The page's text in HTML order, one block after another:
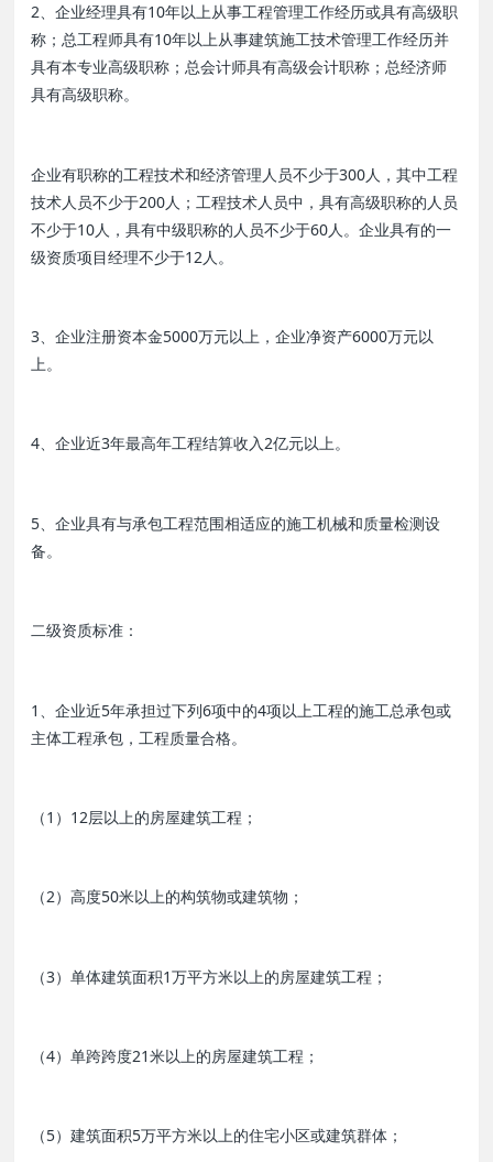
2、企业经理具有10年以上从事工程管理工作经历或具有高级职
称；总工程师具有10年以上从事建筑施工技术管理工作经历并
具有本专业高级职称；总会计师具有高级会计职称；总经济师
具有高级职称。
企业有职称的工程技术和经济管理人员不少于300人，其中工程
技术人员不少于200人；工程技术人员中，具有高级职称的人员
不少于10人，具有中级职称的人员不少于60人。企业具有的一
级资质项目经理不少于12人。
3、企业注册资本金5000万元以上，企业净资产6000万元以
上。
4、企业近3年最高年工程结算收入2亿元以上。
5、企业具有与承包工程范围相适应的施工机械和质量检测设
备。
二级资质标准：
1、企业近5年承担过下列6项中的4项以上工程的施工总承包或
主体工程承包，工程质量合格。
（1）12层以上的房屋建筑工程；
（2）高度50米以上的构筑物或建筑物；
（3）单体建筑面积1万平方米以上的房屋建筑工程；
（4）单跨跨度21米以上的房屋建筑工程；
（5）建筑面积5万平方米以上的住宅小区或建筑群体；